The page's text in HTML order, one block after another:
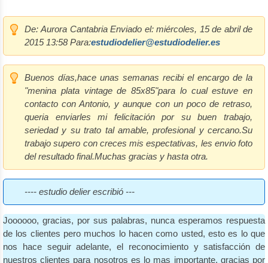
De:Aurora CantabriaEnviado el:miércoles, 15 de abril de
2015 13:58Para:estudiodelier@estudiodelier.es
Buenos días,hace unas semanas recibi el encargo de la
"menina plata vintage de 85x85"para lo cual estuve en
contacto con Antonio, y aunque con un poco de retraso,
queria enviarles mi felicitación por su buen trabajo,
seriedad y su trato tal amable, profesional y cercano.Su
trabajo supero con creces mis espectativas, les envio foto
del resultado final.Muchas gracias y hasta otra.
---- estudio delier escribió ---
Joooooo, gracias, por sus palabras, nunca esperamos respuesta
de los clientes pero muchos lo hacen como usted, esto es lo que
nos hace seguir adelante, el reconocimiento y satisfacción de
nuestros clientes para nosotros es lo mas importante, gracias por